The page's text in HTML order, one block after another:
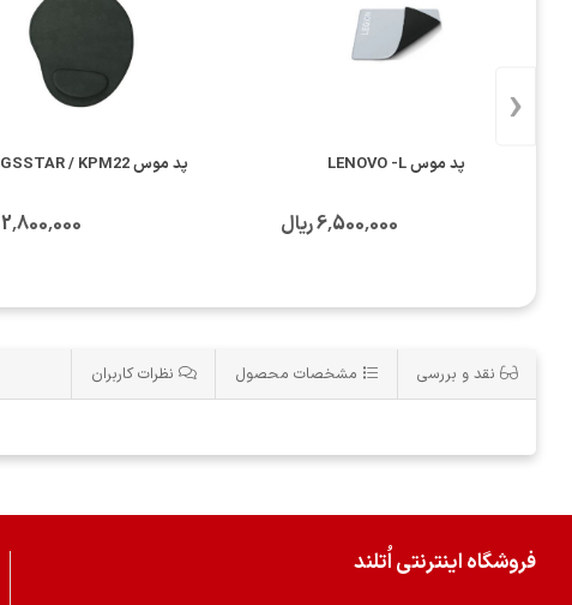
پد موس LENOVO -L
6٬500٬000 ریال
پد موس KINGSSTAR / KPM22
2٬800٬000 ریال
‹
نقد و بررسی مشخصات محصول نظرات کاربران
فروشگاه اینترنتی اُتلند